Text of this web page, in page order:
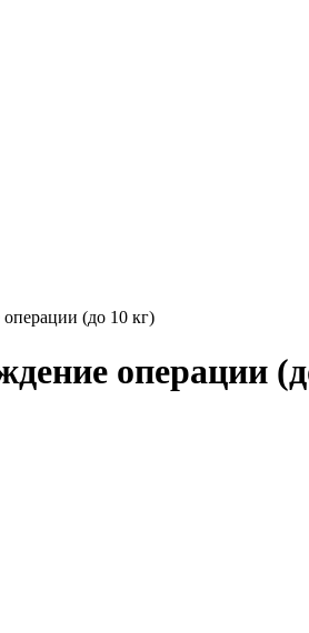
(до 10 кг)
операции